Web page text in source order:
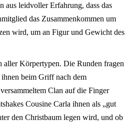
aus leidvoller Erfahrung, dass das
das Zusammenkommen um
wird, um an Figur und Gewicht des
Körpertypen. Die Runden fragen
beim Griff nach dem
Clan auf die Finger
Cousine Carla ihnen als „gut
den Christbaum legen wird, und ob